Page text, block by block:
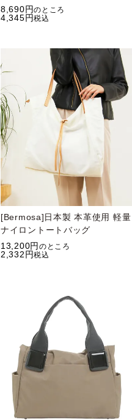
8,690
のところ
4,345 税込
[Bermosa]日本製 本革使用 軽量
ナイロントートバッグ
13,200
のところ
2,332 税込